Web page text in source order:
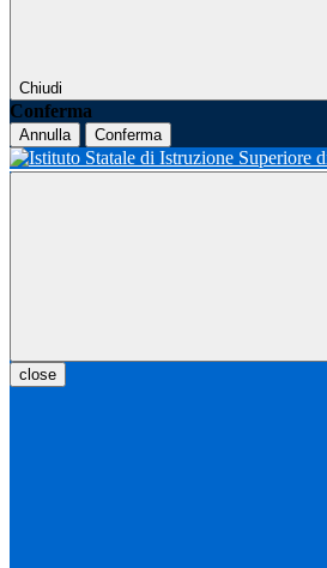
Chiudi
Conferma
Annulla Conferma
close